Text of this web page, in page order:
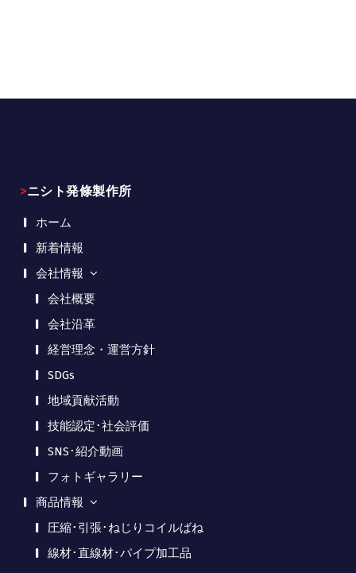
>ニシト発條製作所
ホーム
新着情報
会社情報
会社概要
会社沿革
経営理念・運営方針
SDGs
地域貢献活動
技能認定･社会評価
SNS･紹介動画
フォトギャラリー
商品情報
圧縮･引張･ねじりコイルばね
線材･直線材･パイプ加工品